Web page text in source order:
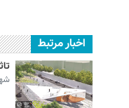
اخبار مرتبط
شهردار منطقه